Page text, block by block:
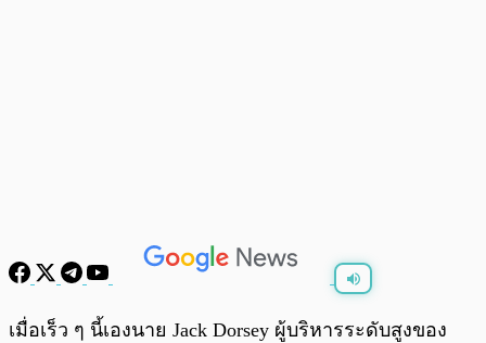
พร้อมเล่น 0:00
เมื่อเร็ว ๆ นี้เองนาย Jack Dorsey ผู้บริหารระดับสูงของ